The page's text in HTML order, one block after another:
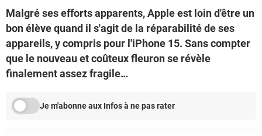
Malgré ses efforts apparents, Apple est loin d'être un
bon élève quand il s'agit de la réparabilité de ses
appareils, y compris pour l'iPhone 15. Sans compter
que le nouveau et coûteux fleuron se révèle
finalement assez fragile…
Je m'abonne aux Infos à ne pas rater